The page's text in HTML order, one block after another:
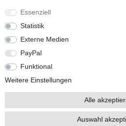
Weitere Informationen finden Sie auf
Zum Regenwasserpumpe Ratgeber.
Alle Preise inkl. 19%
Essenziell
Statistik
Externe Medien
PayPal
Funktional
Weitere Einstellungen
Alle
Auswahl